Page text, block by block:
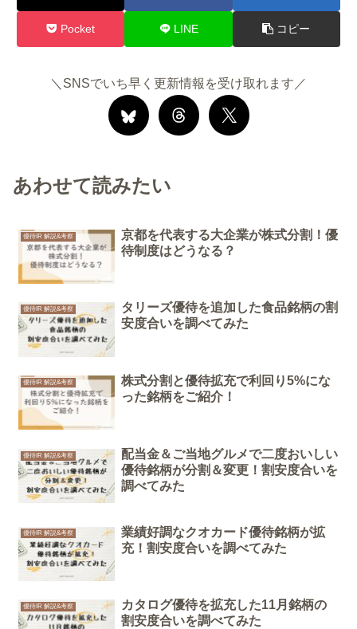
Pocket LINE コピー
＼SNSでいち早く更新情報を受け取れます／
あわせて読みたい
優待IR 解説&考察
京都を代表する大企業が株式分割！優
待制度はどうなる？
優待IR 解説&考察
タリーズ優待を追加した食品銘柄の割
安度合いを調べてみた
優待IR 解説&考察
株式分割と優待拡充で利回り5%にな
った銘柄をご紹介！
優待IR 解説&考察
配当金＆ご当地グルメで二度おいしい
優待銘柄が分割＆変更！割安度合いを
調べてみた
優待IR 解説&考察
業績好調なクオカード優待銘柄が拡
充！割安度合いを調べてみた
優待IR 解説&考察
カタログ優待を拡充した11月銘柄の
割安度合いを調べてみた